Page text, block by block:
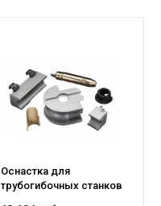
Оснастка для
трубогибочных станков